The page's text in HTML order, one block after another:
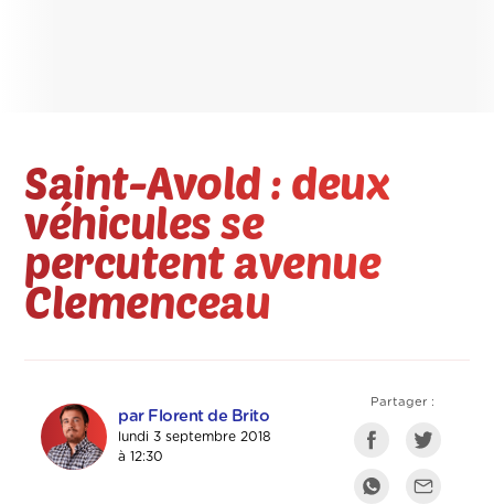
Saint-Avold : deux
véhicules se
percutent avenue
Clemenceau
par Florent de Brito
lundi 3 septembre 2018
à 12:30
Partager :